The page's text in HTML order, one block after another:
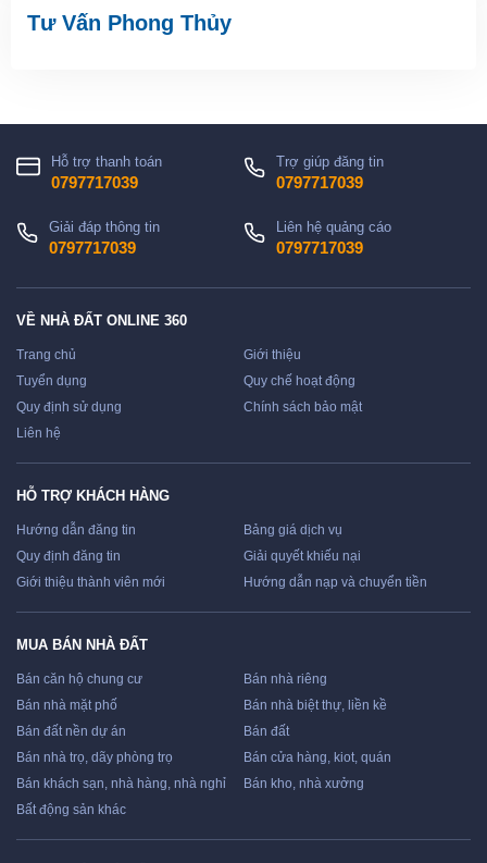
Tư Vấn Phong Thủy
Hỗ trợ thanh toán
0797717039
Trợ giúp đăng tin
0797717039
Giải đáp thông tin
0797717039
Liên hệ quảng cáo
0797717039
VỀ NHÀ ĐẤT ONLINE 360
Trang chủ
Giới thiệu
Tuyển dụng
Quy chế hoạt động
Quy định sử dụng
Chính sách bảo mật
Liên hệ
HỖ TRỢ KHÁCH HÀNG
Hướng dẫn đăng tin
Bảng giá dịch vụ
Quy định đăng tin
Giải quyết khiếu nại
Giới thiệu thành viên mới
Hướng dẫn nạp và chuyển tiền
MUA BÁN NHÀ ĐẤT
Bán căn hộ chung cư
Bán nhà riêng
Bán nhà mặt phố
Bán nhà biệt thự, liền kề
Bán đất nền dự án
Bán đất
Bán nhà trọ, dãy phòng trọ
Bán cửa hàng, kiot, quán
Bán khách sạn, nhà hàng, nhà nghỉ
Bán kho, nhà xưởng
Bất động sản khác